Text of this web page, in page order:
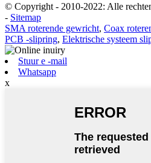
© Copyright - 2010-2022: Alle
- Sitemap
SMA roterende gewricht, Coax
PCB -slipring, Elektrische systeem
Stuur e -mail
Whatsapp
x